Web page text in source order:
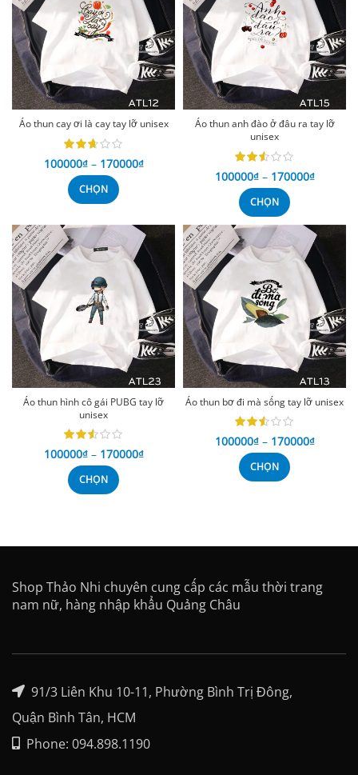
Áo thun cay ơi là cay tay lỡ unisex
100000₫ – 170000₫
CHỌN
Áo thun anh đào ở đâu ra tay lỡ
unisex
100000₫ – 170000₫
CHỌN
Áo thun hình cô gái PUBG tay lỡ
unisex
100000₫ – 170000₫
CHỌN
Áo thun bơ đi mà sống tay lỡ unisex
100000₫ – 170000₫
CHỌN
Shop Thảo Nhi chuyên cung cấp các mẫu thời trang
nam nữ, hàng nhập khẩu Quảng Châu
91/3 Liên Khu 10-11, Phường Bình Trị Đông,
Quận Bình Tân, HCM
Phone: 094.898.1190